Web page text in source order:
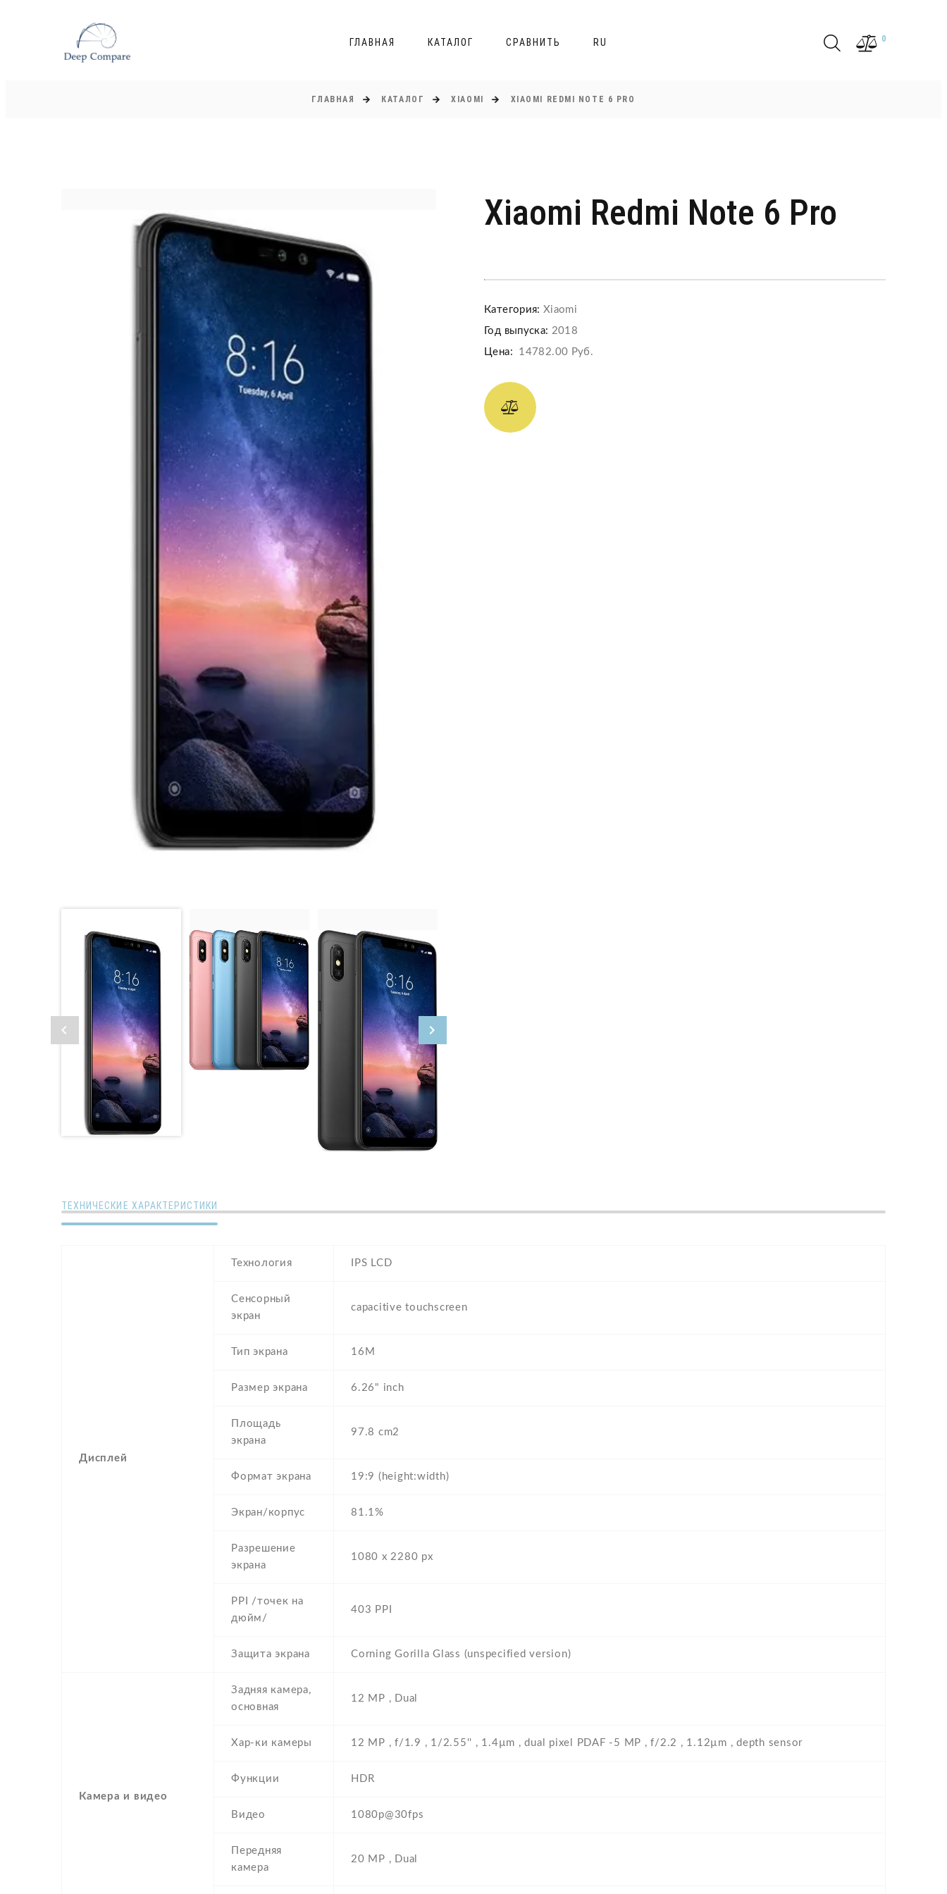
ГЛАВНАЯ КАТАЛОГ СРАВНИТЬ RU 0
ГЛАВНАЯ КАТАЛОГ XIAOMI XIAOMI REDMI NOTE 6 PRO
Xiaomi Redmi Note 6 Pro
Категория: Xiaomi
Год выпуска: 2018
Цена: 14782.00 Руб.
ТЕХНИЧЕСКИЕ ХАРАКТЕРИСТИКИ
Дисплей
Технология IPS LCD
Сенсорный
экран
capacitive touchscreen
Тип экрана 16M
Размер экрана 6.26" inch
Площадь
экрана
97.8 cm2
Формат экрана 19:9 (height:width)
Экран/корпус 81.1%
Разрешение
экрана
1080 x 2280 px
PPI /точек на
дюйм/
403 PPI
Защита экрана Corning Gorilla Glass (unspecified version)
Камера и видео
Задняя камера,
основная
12 MP , Dual
Хар-ки камеры 12 MP , f/1.9 , 1/2.55'' , 1.4µm , dual pixel PDAF -5 MP , f/2.2 , 1.12µm , depth sensor
Функции HDR
Видео 1080p@30fps
Передняя
камера
20 MP , Dual